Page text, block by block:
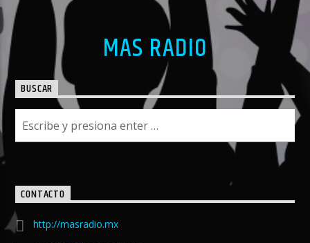
MAS RADIO
BUSCAR
CONTACTO
http://masradio.mx